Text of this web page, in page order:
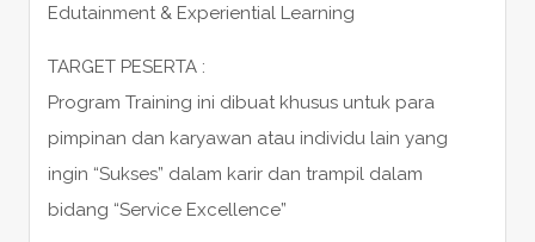
Edutainment & Experiential Learning
TARGET PESERTA :
Program Training ini dibuat khusus untuk para
pimpinan dan karyawan atau individu lain yang
ingin “Sukses” dalam karir dan trampil dalam
bidang “Service Excellence”